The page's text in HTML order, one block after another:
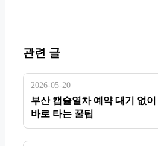
관련 글
2026-05-20
부산 캡슐열차 예약 대기 없이
바로 타는 꿀팁